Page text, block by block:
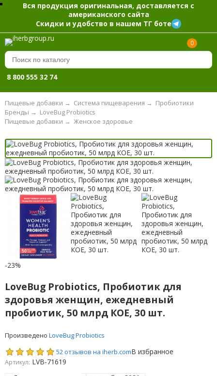
Вся продукция оригинальная, доставляется с
американского сайта
Скидки и удобство в нашем ТГ боте
0
8 800 555 32 74
Пищевые добавки → Система пищеварения → Пробиотики
LoveBug Probiotics
Бренды →
Женское здоровье
Пищевые добавки →
-23%
LoveBug Probiotics, Пробиотик для
здоровья женщин, ежедневный
пробиотик, 50 млрд КОЕ, 30 шт.
Произведено LoveBug Probiotics
52 отзывов на iherb.comВ избранное
Артикул: LVB-71619